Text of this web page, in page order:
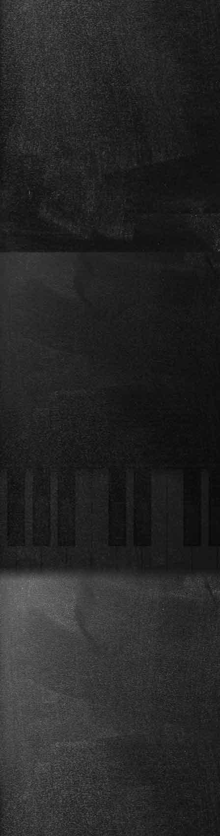
für zuhause und die Bühne die
optimale Ausstattung.
Das Blüthner PRO-EX verfügt,
wie auch alle e-Klaviere in
diesem Shop über den
​Linkshänder-Modus und
läßt sich somit auf linkshändiges
Spielen umschalten.